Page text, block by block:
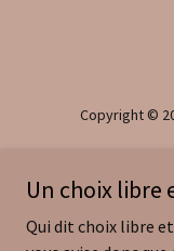
Copyright ©
Un choix libre
Qui dit choix libre